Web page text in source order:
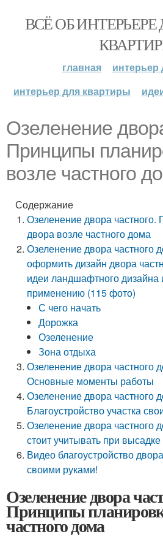
ВСЁ ОБ
главная
интерьер для квартиры
Озеленение
Принципы
возле частного
Содержание
Озеленение двора
двора возле частного дома
Озеленение двора частного
оформить дизайн двора
идеи ландшафтного дизайна
применению (115 фото)
С чего начать
Дорожка
Озеленение
Зона отдыха
Озеленение двора частного
Основные моменты работы
Озеленение двора частного
Благоустройство участка
Озеленение двора частного
стоит учитывать при высадке
Видео благоустройство
своими руками!
Озеленение двора
Принципы
частного дома